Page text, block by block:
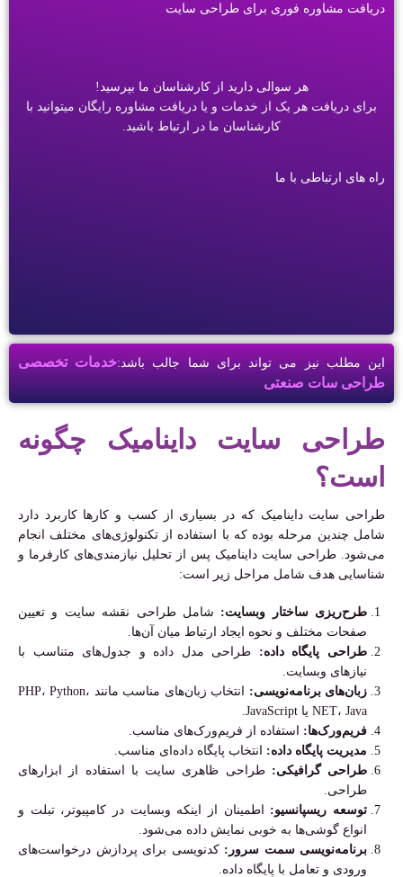
دریافت مشاوره فوری برای طراحی سایت
هر سوالی دارید از کارشناسان ما بپرسید!
برای دریافت هر یک از خدمات و یا دریافت مشاوره رایگان میتوانید با
کارشناسان ما در ارتباط باشید.
راه های ارتباطی با ما
این مطلب نیز می تواند برای شما جالب باشد:خدمات تخصصی
طراحی سات صنعتی
طراحی سایت داینامیک چگونه
است؟
طراحی سایت داینامیک که در بسیاری از کسب و کارها کاربرد دارد
شامل چندین مرحله بوده که با استفاده از تکنولوژی‌های مختلف انجام
می‌شود. طراحی سایت داینامیک پس از تحلیل نیازمندی‌های کارفرما و
شناسایی هدف شامل مراحل زیر است:
طرح‌ریزی ساختار وبسایت: شامل طراحی نقشه سایت و تعیین
صفحات مختلف و نحوه ایجاد ارتباط میان آن‌ها.
طراحی پایگاه داده: طراحی مدل داده و جدول‌های متناسب با
نیازهای وبسایت.
زبان‌های برنامه‌نویسی:
انتخاب زبان‌های مناسب مانند PHP، Python،
NET، Java یا JavaScript.
فریم‌ورک‌ها: استفاده از فریم‌ورک‌های مناسب.
مدیریت پایگاه داده: انتخاب پایگاه داده‌ای مناسب.
طراحی گرافیکی: طراحی ظاهری سایت با استفاده از ابزارهای
طراحی.
توسعه ریسپانسیو: اطمینان از اینکه وبسایت در کامپیوتر، تبلت و
انواع گوشی‌ها به خوبی نمایش داده می‌شود.
برنامه‌نویسی سمت سرور: کدنویسی برای پردازش درخواست‌های
ورودی و تعامل با پایگاه داده.